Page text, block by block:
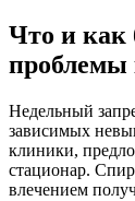
Что и как
проблемы
Недельный
зависимых
клиники,
стационар.
влечением